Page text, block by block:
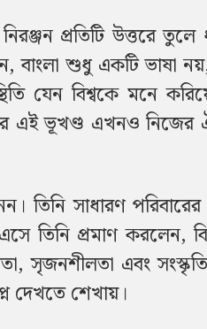
প্রতিটি উত্তরে
বাংলা শুধু একটি ভাষা
যেন বিশ্বকে মনে
এই ভূখণ্ড এখনও নিজের
তিনি সাধারণ পরিবারের
তিনি প্রমাণ করলেন,
সৃজনশীলতা এবং
দেখতে শেখায়।